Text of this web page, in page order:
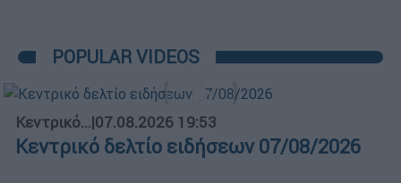
POPULAR VIDEOS
Κεντρικό...|07.08.2026 19:53
Κεντρικό δελτίο ειδήσεων 07/08/2026